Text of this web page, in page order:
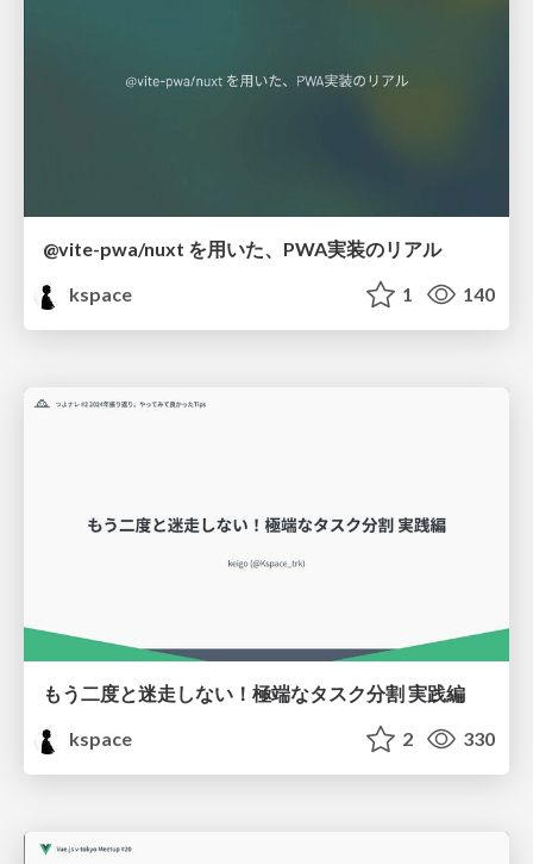
@vite-pwa/nuxt を用いた、PWA実装のリアル
kspace
1 140
もう二度と迷走しない！極端なタスク分割 実践編
kspace
2 330